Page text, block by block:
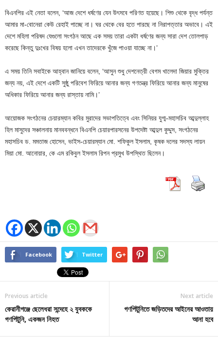
বিএনপির এই নেতা বলেন, ‘আজ দেশে ধর্ষণের যেন উৎসবে পরিণত হয়েছে। শিশু থেকে বৃদ্ধ পর্যন্ত
আমার মা-বোনেরা কেউ রেহাই পাচ্ছে না। ঘর থেকে বের হতে পারছে না নিরাপত্তার অভাবে। এই
দেশে মহিলা পরিষদ যেগুলো সংগঠন আছে এক সময় তারা একটা ধর্ষণের জন্য সারা দেশ তোলপাড়
করেছে কিন্তু দুঃখের বিষয় হলো এখন তাদেরকে খুঁজে পাওয়া যাচ্ছে না।’
এ সময় তিনি সবাইকে আহ্বান জানিয়ে বলেন, ‘আসুন শুধু দেশনেত্রী বেগম খালেদা জিয়ার মুক্তির
জন্য নয়, এই দেশে একটি সুষ্ঠু পরিবেশ ফিরিয়ে আনার জন্য গণতন্ত্র ফিরিয়ে আনার জন্য মানুষের
অধিকার ফিরিয়ে আনার জন্য রাস্তায় নামি।’
আয়োজক সংগঠনের চেয়ারম্যান কবির মুরাদের সভাপতিত্বে এবং সিনিয়র যুগ্ম-মহাসচিব আব্দুল্লাহ
হিল মাসুদের সঞ্চালনায় মানববন্ধনে বিএনপি চেয়ারপারসনের উপদেষ্টা আব্দুল কুদ্দুস, সংগঠনের
মহাসচিব ড. মমতাজ হোসেন, ভাইস-চেয়ারম্যান মো. শফিকুল ইসলাম, কৃষক দলের সদস্য লায়ন
মিয়া মো. আনোয়ার, কে এম রকিবুল ইসলাম রিপন প্রমুখ উপস্থিত ছিলেন।
Facebook Twitter
Previous article
কেরানীগঞ্জে ছেলেধরা সন্দেহে ২ যুবককে
গণপিটুনি, একজন নিহত
Next article
গণপিটুনিতে জড়িতদের আইনের আওতায়
আনা হবে